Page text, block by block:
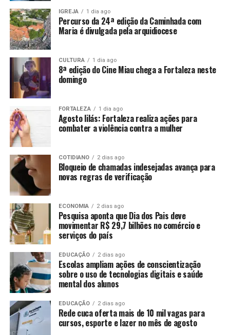
IGREJA 1 dia ago
Percurso da 24ª edição da Caminhada com
Maria é divulgada pela arquidiocese
CULTURA 1 dia ago
8ª edição do Cine Miau chega a Fortaleza neste
domingo
FORTALEZA 1 dia ago
Agosto lilás: Fortaleza realiza ações para
combater a violência contra a mulher
COTIDIANO 2 dias ago
Bloqueio de chamadas indesejadas avança para
novas regras de verificação
ECONOMIA 2 dias ago
Pesquisa aponta que Dia dos Pais deve
movimentar R$ 29,7 bilhões no comércio e
serviços do país
EDUCAÇÃO 2 dias ago
Escolas ampliam ações de conscientização
sobre o uso de tecnologias digitais e saúde
mental dos alunos
EDUCAÇÃO 2 dias ago
Rede cuca oferta mais de 10 mil vagas para
cursos, esporte e lazer no mês de agosto